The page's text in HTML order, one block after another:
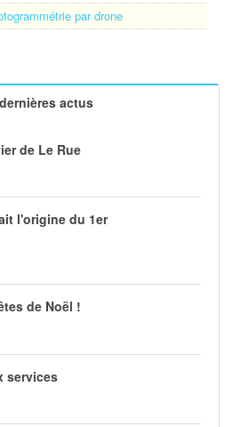
par drone
actus
de Le Rue
l'origine du 1er
de Noël !
services